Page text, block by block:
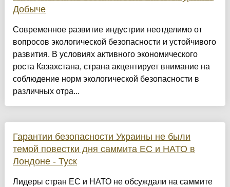
Добыче
Современное развитие индустрии неотделимо от
вопросов экологической безопасности и устойчивого
развития. В условиях активного экономического
роста Казахстана, страна акцентирует внимание на
соблюдение норм экологической безопасности в
различных отра...
Гарантии безопасности Украины не были
темой повестки дня саммита ЕС и НАТО в
Лондоне - Туск
Лидеры стран ЕС и НАТО не обсуждали на саммите